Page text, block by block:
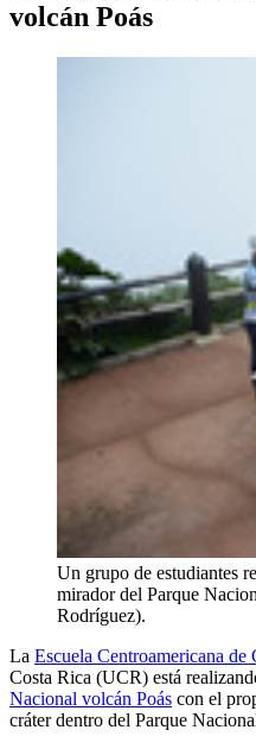
volcán Poás
Un grupo de estudiantes
mirador del Parque
Rodríguez).
La Escuela Centroamericana de
Costa Rica (UCR) está
Nacional volcán Poás con el
cráter dentro del Parque